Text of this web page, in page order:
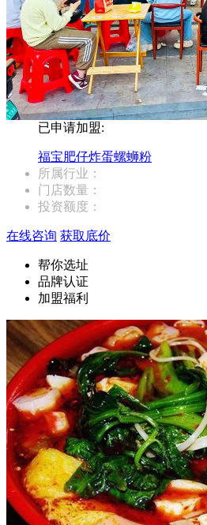
已申请加盟:
福宝肥仔炸蛋螺蛳粉
所属行业：
门店数量：
投资额度：
在线咨询 获取底价
帮你选址
品牌认证
加盟福利